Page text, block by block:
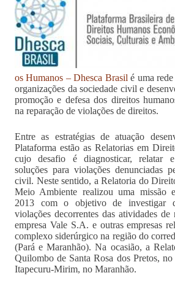
os Humanos – Dhesca Brasil é uma
organizações da sociedade civil e
promoção e defesa dos direitos
na reparação de violações de direitos.
Entre as estratégias de atuação
Plataforma estão as Relatorias em
cujo desafio é diagnosticar, relatar e
soluções para violações denunciadas
civil. Neste sentido, a Relatoria do
Meio Ambiente realizou uma missão
2013 com o objetivo de investigar
violações decorrentes das atividades de
empresa Vale S.A. e outras empresas
complexo siderúrgico na região do
(Pará e Maranhão). Na ocasião, a
Quilombo de Santa Rosa dos Pretos,
Itapecuru-Mirim, no Maranhão.